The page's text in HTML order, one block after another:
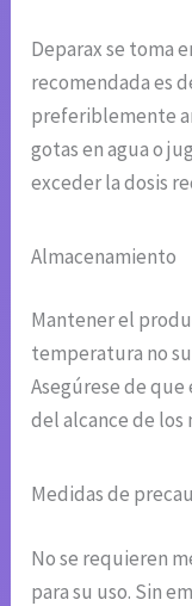
Deparax se toma
recomendada es
preferiblemente
gotas en agua o
exceder la dosis
Almacenamiento
Mantener el
temperatura no
Asegúrese de
del alcance de los
Medidas de
No se requieren
para su uso. Sin